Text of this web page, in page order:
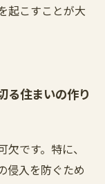
起こすことが大
る住まいの作り
です。特に、
侵入を防ぐため